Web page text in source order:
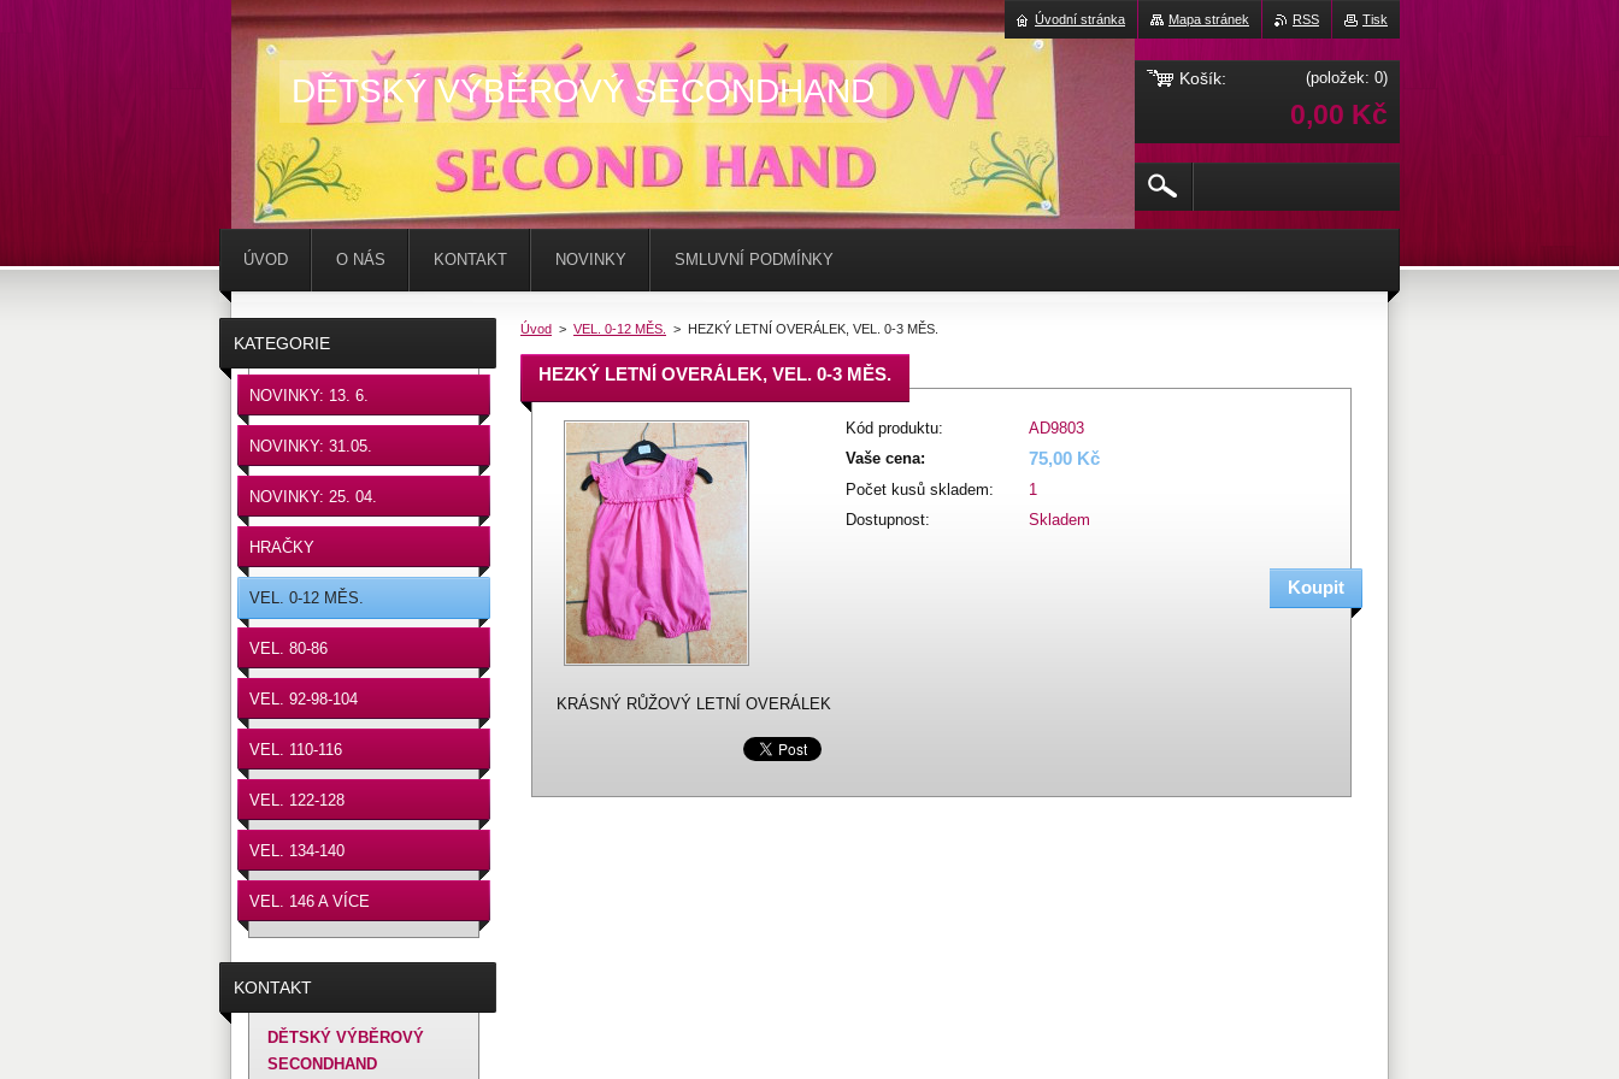
DĚTSKÝ VÝBĚROVÝ SECONDHAND
Úvod > VEL. 0-12 MĚS. > HEZKÝ LETNÍ OVERÁLEK, VEL. 0-3 MĚS.
HEZKÝ LETNÍ OVERÁLEK, VEL. 0-3 MĚS.
Kód produktu:
AD9803
Vaše cena:
75,00 Kč
Počet kusů skladem:
1
Dostupnost:
Skladem
KRÁSNÝ RŮŽOVÝ LETNÍ OVERÁLEK
KATEGORIE
NOVINKY: 13. 6.
NOVINKY: 31.05.
NOVINKY: 25. 04.
HRAČKY
VEL. 0-12 MĚS.
VEL. 80-86
VEL. 92-98-104
VEL. 110-116
VEL. 122-128
VEL. 134-140
VEL. 146 A VÍCE
KONTAKT
DĚTSKÝ VÝBĚROVÝ
SECONDHAND
ÚVOD O NÁS KONTAKT NOVINKY SMLUVNÍ PODMÍNKY
Tisk
RSS
Mapa stránek
Úvodní stránka
Košík: (položek: 0)
0,00 Kč